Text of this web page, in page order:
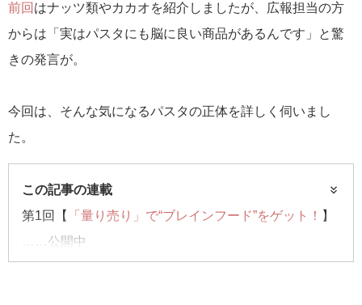
前回 はナッツ類やカカオを紹介しましたが、広報担当の方
からは「実はパスタにも脳に良い商品があるんです」と驚
きの発言が。
今回は、そんな気になるパスタの正体を詳しく伺いまし
た。
この記事の連載
第1回【
「量り売り」で“ブレインフード”をゲット！ 】
……公開中